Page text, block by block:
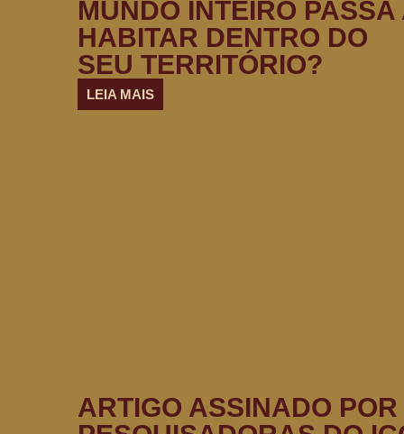
MUNDO INTEIRO PASSA
HABITAR DENTRO DO
SEU TERRITÓRIO?
LEIA MAIS
ARTIGO ASSINADO POR